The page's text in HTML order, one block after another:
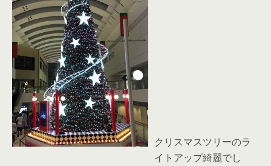
クリスマスツリーのラ
イトアップ綺麗でし